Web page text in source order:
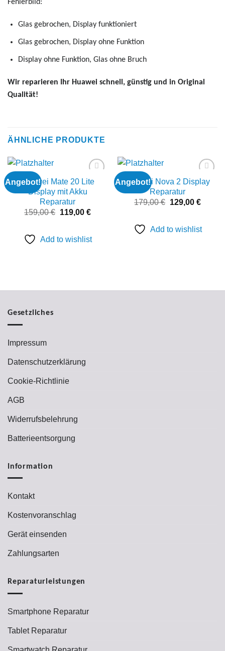
Fehlerbild:
Glas gebrochen, Display funktioniert
Glas gebrochen, Display ohne Funktion
Display ohne Funktion, Glas ohne Bruch
Wir reparieren Ihr Huawei schnell, günstig und in Original
Qualität!
ÄHNLICHE PRODUKTE
Angebot!
Add to
wishlist
Huawei Mate 20 Lite
Display mit Akku
Reparatur
159,00€ Ursprünglicher
159,00 €
119,00 €Aktueller
119,00 €.
Add to wishlist
Angebot!
Add to
Huawei Nova 2 Display
Reparatur
179,00€ Ursprünglicher
179,00 €
129,00 €
Add to wishlist
Gesetzliches
Impressum
Datenschutzerklärung
Cookie-Richtlinie
AGB
Widerrufsbelehrung
Batterieentsorgung
Information
Kontakt
Kostenvoranschlag
Gerät einsenden
Zahlungsarten
Reparaturleistungen
Smartphone Reparatur
Tablet Reparatur